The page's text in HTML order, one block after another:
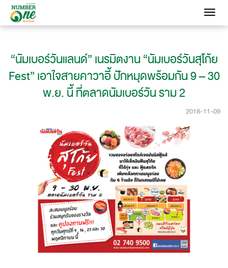
Toggle
“นัมเบอร์วันแลนด์” เนรมิตงาน “นัมเบอร์วันสุโก้ย
Fest” เอาใจสายคาวาอี้ ปักหมุดพร้อมกัน 9 – 30
พ.ย. นี้ ที่ตลาดนัมเบอร์วัน ราม 2
2018-11-09